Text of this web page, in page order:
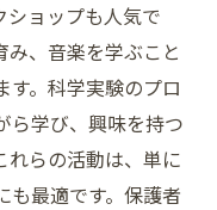
ショップも人気で
、音楽を学ぶこと
す。科学実験のプロ
ら学び、興味を持つ
れらの活動は、単に
も最適です。保護者